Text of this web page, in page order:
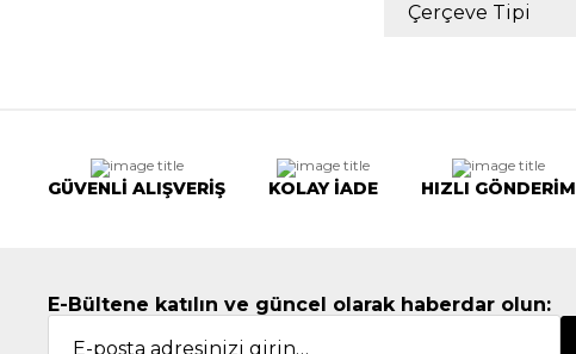
Çerçeve Tipi
GÜVENLİ ALIŞVERİŞ KOLAY İADE HIZLI GÖNDERİM
E-Bültene katılın ve güncel olarak haberdar olun: